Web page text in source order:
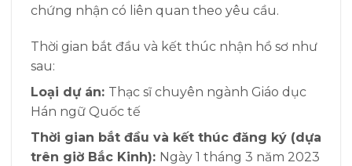
chứng nhận có liên quan theo yêu cầu.
Thời gian bắt đầu và kết thúc nhận hồ sơ như
sau:
Loại dự án: Thạc sĩ chuyên ngành Giáo dục
Hán ngữ Quốc tế
Thời gian bắt đầu và kết thúc đăng ký (dựa
trên giờ Bắc Kinh): Ngày 1 tháng 3 năm 2023